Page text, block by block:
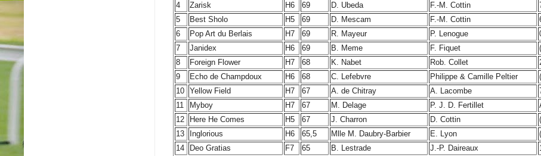
4
Zarisk H6 69 D. Ubeda F.-M. Cottin
5
Best Sholo H5 69 D. Mescam F.-M. Cottin
6
Pop Art du Berlais H7 69 R. Mayeur P. Lenogue
7
Janidex H6 69 B. Meme F. Fiquet
8
Foreign Flower H7 68 K. Nabet Rob. Collet
9
Echo de Champdoux H6 68 C. Lefebvre Philippe & Camille Peltier
10 Yellow Field H7 67 A. de Chitray A. Lacombe
11
Myboy H7 67 M. Delage P. J. D. Fertillet
12
Here He Comes H5 67 J. Charron D. Cottin
13
Inglorious H6 65,5 Mlle M. Daubry-Barbier E. Lyon
14
Deo Gratias F7 65 B. Lestrade J.-P. Daireaux